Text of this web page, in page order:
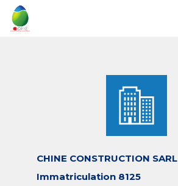
CHINE CONSTRUCTION SARL
Immatriculation 8125